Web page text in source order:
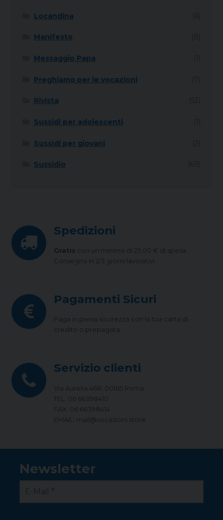
Locandina
Manifesto
Messaggio Papa
Preghiamo per le vocazioni
Rivista
Sussidi per adolescenti
Sussidi per giovani
Sussidio
Spedizioni
Gratis con un minimo di 25,00 € di spesa.
Consegna in 2/3 giorni lavorativi
Pagamenti Sicuri
Paga in piena sicurezza con la tua carta di
credito o prepagata
Servizio clienti
Via Aurelia 468, 00165 Roma
TEL: 06 66398410
FAX: 06 66398414
EMAIL: mail@vocazioni.store
Newsletter